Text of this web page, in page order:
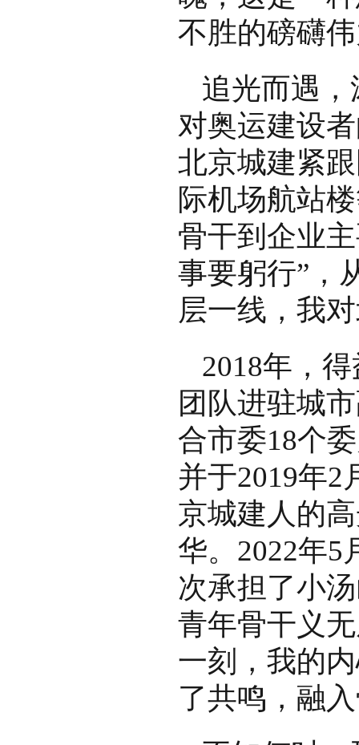
不胜的磅礴
追光而遇
对奥运建设
北京城建紧
际机场航站
骨干到企业
事要躬行”，
层一线，我
2018年，
团队进驻城
合市委18个
并于2019年
京城建人的
华。2022年5
次承担了小
青年骨干义
一刻，我的
了共鸣，融